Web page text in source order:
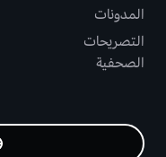
المدونات
التصريحات
الصحفية